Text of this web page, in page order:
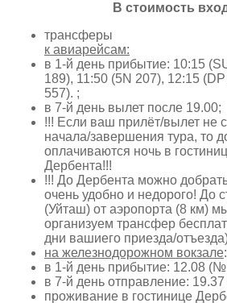
В стоимость
трансферы
к авиарейсам:
в 1-й день прибытие: 10:15
189), 11:50 (5N 207), 12:15
557). ;
в 7-й день вылет после 19.00;
!!! Если ваш прилёт/вылет не
начала/завершения тура, то
оплачиваются ночь в
Дербента!!!
!!! До Дербента можно
очень удобно и недорого! До
(Уйташ) от аэропорта (8 км)
организуем трансфер
дни вашиего приезда/
на железнодорожном вокзале:
в 1-й день прибытие: 12.08
в 7-й день отправление:
проживание в гостинице